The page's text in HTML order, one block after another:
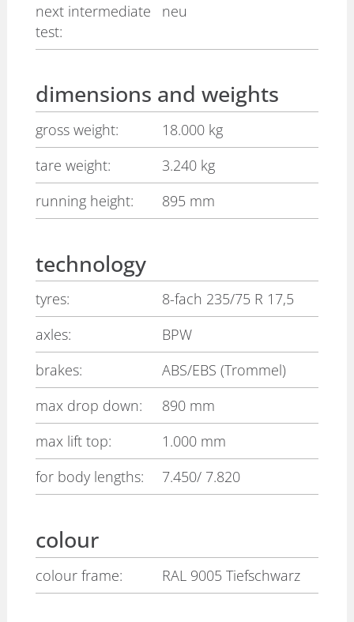
next intermediate
test:
neu
dimensions and weights
gross weight:
18.000 kg
tare weight:
3.240 kg
running height:
895 mm
technology
tyres:
8-fach 235/75 R 17,5
axles:
BPW
brakes:
ABS/EBS (Trommel)
max drop down:
890 mm
max lift top:
1.000 mm
for body lengths:
7.450/ 7.820
colour
colour frame: RAL 9005 Tiefschwarz